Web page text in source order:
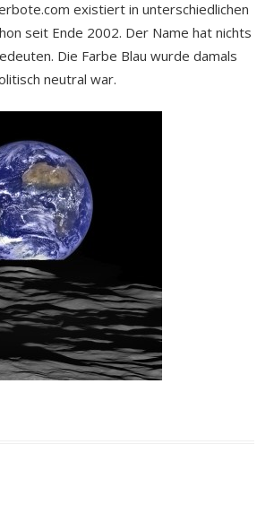
existiert in unterschiedlichen
seit Ende 2002. Der Name hat nichts
Die Farbe Blau wurde damals
neutral war.